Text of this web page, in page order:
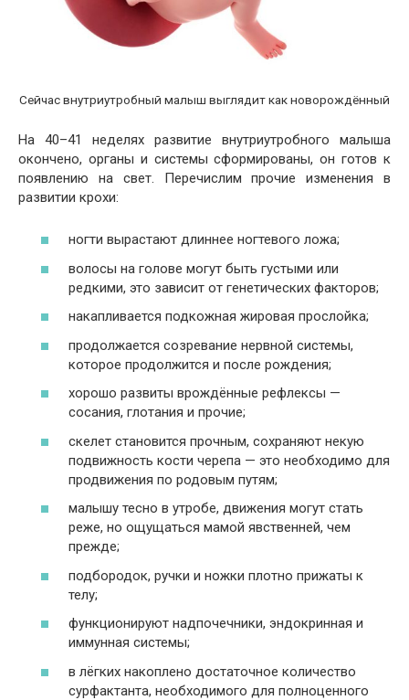
Сейчас внутриутробный малыш выглядит как новорождённый
На 40–41 неделях развитие внутриутробного малыша
окончено, органы и системы сформированы, он готов к
появлению на свет. Перечислим прочие изменения в
развитии крохи:
ногти вырастают длиннее ногтевого ложа;
волосы на голове могут быть густыми или
редкими, это зависит от генетических факторов;
накапливается подкожная жировая прослойка;
продолжается созревание нервной системы,
которое продолжится и после рождения;
хорошо развиты врождённые рефлексы —
сосания, глотания и прочие;
скелет становится прочным, сохраняют некую
подвижность кости черепа — это необходимо для
продвижения по родовым путям;
малышу тесно в утробе, движения могут стать
реже, но ощущаться мамой явственней, чем
прежде;
подбородок, ручки и ножки плотно прижаты к
телу;
функционируют надпочечники, эндокринная и
иммунная системы;
в лёгких накоплено достаточное количество
сурфактанта, необходимого для полноценного